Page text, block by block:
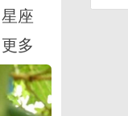
星座
更多